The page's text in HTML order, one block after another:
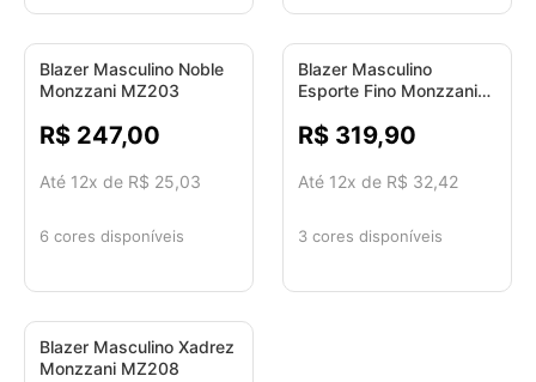
Blazer Masculino Noble
Monzzani MZ203
R$ 247,00
Até 12x de R$ 25,03
6 cores disponíveis
Blazer Masculino
Esporte Fino Monzzani
R$ 319,90
Até 12x de R$ 32,42
3 cores disponíveis
Blazer Masculino Xadrez
Monzzani MZ208